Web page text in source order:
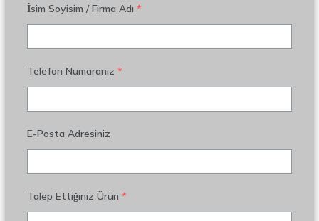
İsim Soyisim / Firma Adı *
Telefon Numaranız *
E-Posta Adresiniz
Talep Ettiğiniz Ürün *